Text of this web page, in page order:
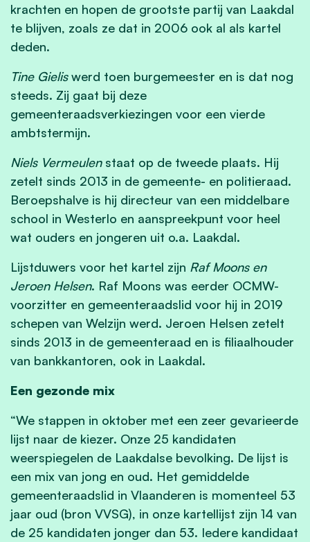
krachten en hopen de grootste partij van Laakdal
te blijven, zoals ze dat in 2006 ook al als kartel
deden.
Tine Gieliswerd toen burgemeester en is dat nog
steeds. Zij gaat bij deze
gemeenteraadsverkiezingen voor een vierde
ambtstermijn.
Niels Vermeulenstaat op de tweede plaats. Hij
zetelt sinds 2013 in de gemeente- en politieraad.
Beroepshalve is hij directeur van een middelbare
school in Westerlo en aanspreekpunt voor heel
wat ouders en jongeren uit o.a. Laakdal.
Lijstduwers voor het kartel zijn Raf Moons en
Jeroen Helsen. Raf Moons was eerder OCMW-
voorzitter en gemeenteraadslid voor hij in 2019
schepen van Welzijn werd. Jeroen Helsen zetelt
sinds 2013 in de gemeenteraad en is filiaalhouder
van bankkantoren, ook in Laakdal.
Een gezonde mix
“We stappen in oktober met een zeer gevarieerde
lijst naar de kiezer. Onze 25 kandidaten
weerspiegelen de Laakdalse bevolking. De lijst is
een mix van jong en oud. Het gemiddelde
gemeenteraadslid in Vlaanderen is momenteel 53
jaar oud (bron VVSG), in onze kartellijst zijn 14 van
de 25 kandidaten jonger dan 53. Iedere kandidaat